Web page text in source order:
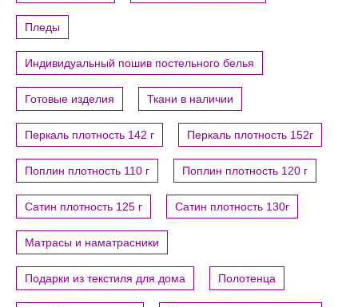
Пледы
Индивидуальный пошив постельного белья
Готовые изделия Ткани в наличии
Перкаль плотность 142 г Перкаль плотность 152г
Поплин плотность 110 г Поплин плотность 120 г
Сатин плотность 125 г Сатин плотность 130г
Матрасы и наматрасники
Подарки из текстиля для дома Полотенца